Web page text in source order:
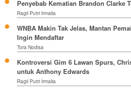
Penyebab Kematian Brandon Clarke
Ragil Putri Irmalia
WNBA Makin Tak Jelas, Mantan
Ingin Mendaftar
Tora Nodisa
Kontroversi Gim 6 Lawan Spurs,
untuk Anthony Edwards
Ragil Putri Irmalia